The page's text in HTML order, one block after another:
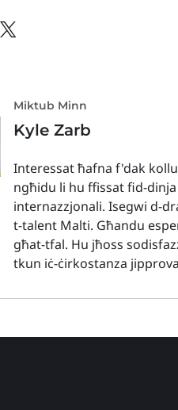
Miktub Minn
Kyle Zarb
Interessat ħafna f'dak
ngħidu li hu ffissat fid-
internazzjonali. Isegwi d-
t-talent Malti. Għandu
għat-tfal. Hu jħoss
tkun iċ-ċirkostanza